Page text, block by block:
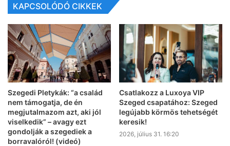
KAPCSOLÓDÓ CIKKEK
Szegedi Pletykák: “a család
nem támogatja, de én
megjutalmazom azt, aki jól
viselkedik” – avagy ezt
gondolják a szegediek a
borravalóról! (videó)
Csatlakozz a Luxoya VIP
Szeged csapatához: Szeged
legújabb körmös tehetségét
keresik!
2026, július 31. 16:20